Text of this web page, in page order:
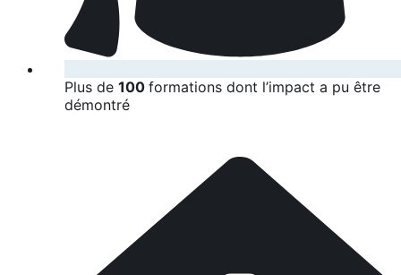
Plus de 100 formations dont l’impact a pu être
démontré